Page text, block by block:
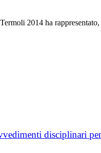
2014 ha
disciplinari